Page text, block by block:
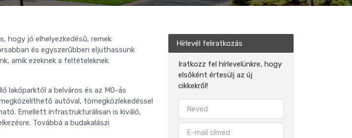
hogy jó elhelyezkedésű, remek
és egyszerűbben eljuthassunk
amik ezeknek a feltételeknek
lakóparktól a belváros és az M0-ás
autóval, tömegközlekedéssel
Emellett infrastrukturálisan is kiváló,
Továbbá a budakalászi
Hírlevél feliratkozás
Iratkozz fel hírlevelünkre, hogy
elsőként értesülj az új
cikkekről!